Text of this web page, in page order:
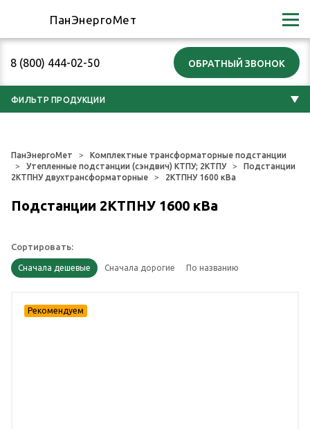
8 (800) 444-02-50
ПанЭнергоМет
ФИЛЬТР ПРОДУКЦИИ
ПанЭнергоМет
Комплектные трансформаторные подстанции
Утепленные подстанции (сэндвич) КТПУ; 2КТПУ
Подстанции
2КТПНУ двухтрансформаторные
2КТПНУ 1600 кВа
Подстанции 2КТПНУ 1600 кВа
Сортировать: